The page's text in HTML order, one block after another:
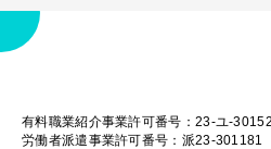
有料職業紹介事業許可番号：23-ユ-
労働者派遣事業許可番号：派23-301181